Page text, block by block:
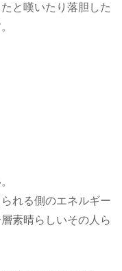
と嘆いたり落胆した
れる側のエネルギー
素晴らしいその人ら